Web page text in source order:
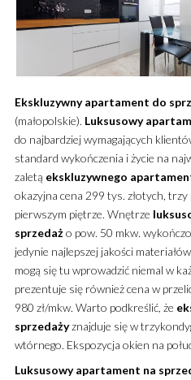
Ekskluzywny apartament do
(małopolskie). Luksusowy
do najbardziej wymagających
standard wykończenia i życie na
zaletą ekskluzywnego
okazyjna cena 299 tys. złotych, trzy
pierwszym piętrze. Wnętrze
sprzedażo pow. 50 mkw.
jedynie najlepszej jakości
mogą się tu wprowadzić niemal w
prezentuje się również cena w
980 zł/mkw. Warto podkreślić, że
sprzedażyznajduje się w
wtórnego. Ekspozycja okien na
Luksusowy apartament na